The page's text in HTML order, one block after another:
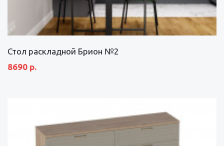
Стол раскладной Брион №2
8690 р.